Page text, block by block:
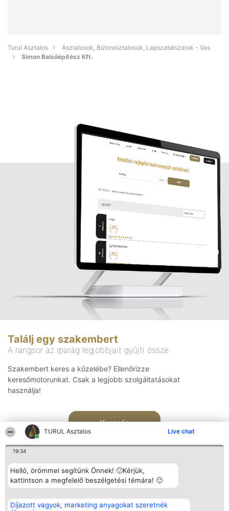
TURUL Asztalos Live chat
19:34
Helló, örömmel segítünk Önnek! 🙂Kérjük,
kattintson a megfelelő beszélgetési témára! 🙂
Díjazott vagyok, marketing anyagokat szeretnék
Turul Asztalos
Asztalosok, Bútorasztalosok, Lapszabászatok - Vas
Simon Belsőépítész Kft.
Találj egy szakembert
A rangsor az iparág legjobbjait gyűjti össze
Szakembert keres a közelébe? Ellenőrizze
keresőmotorunkat. Csak a legjobb szolgáltatásokat
használja!
Keresés
Rangsorszervező
SC Beautiful Company S.R.L.
Népszavazás
Nyertesek
Elérhetőség
Elérhetőség